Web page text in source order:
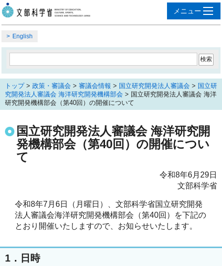
English
トップ> 政策・審議会 > 審議会情報 > 国立研究開発法人審議会 > 国立研
究開発法人審議会 海洋研究開発機構部会 > 国立研究開発法人審議会 海洋
研究開発機構部会（第40回）の開催について
国立研究開発法人審議会 海洋研究開
発機構部会（第40回）の開催につい
て
令和8年6月29日
文部科学省
令和8年7月6日（月曜日）、文部科学省国立研究開発
法人審議会海洋研究開発機構部会（第40回）を下記の
とおり開催いたしますので、お知らせいたします。
1．日時